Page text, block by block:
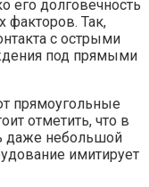
его долговечность
факторов. Так,
с острыми
под прямыми
прямоугольные
отметить, что в
даже небольшой
имитирует